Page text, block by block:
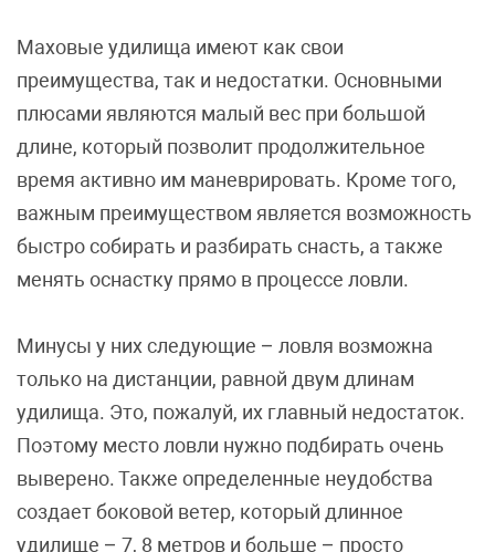
Маховые удилища имеют как свои
преимущества, так и недостатки. Основными
плюсами являются малый вес при большой
длине, который позволит продолжительное
время активно им маневрировать. Кроме того,
важным преимуществом является возможность
быстро собирать и разбирать снасть, а также
менять оснастку прямо в процессе ловли.
Минусы у них следующие – ловля возможна
только на дистанции, равной двум длинам
удилища. Это, пожалуй, их главный недостаток.
Поэтому место ловли нужно подбирать очень
выверено. Также определенные неудобства
создает боковой ветер, который длинное
удилище – 7, 8 метров и больше – просто